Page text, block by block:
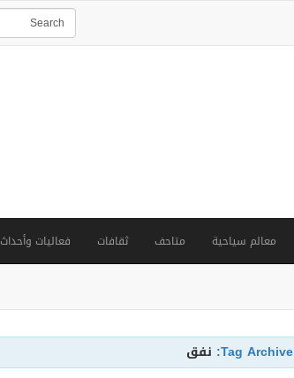
معالم سياحية متاحف ثقافات فعاليات وأحداث
Tag Archive: نفق